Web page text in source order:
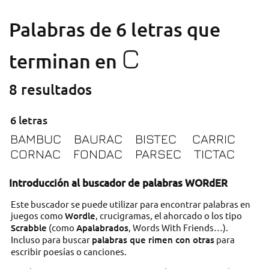
Palabras de 6 letras que
terminan en C
8 resultados
6 letras
BAMBUC BAURAC BISTEC
CARRIC
CORNAC
FONDAC PARSEC TICTAC
Introducción al buscador de palabras WORdER
Este buscador se puede utilizar para encontrar palabras en
juegos como Wordle, crucigramas, el ahorcado o los tipo
Scrabble (como Apalabrados, Words With Friends…).
Incluso para buscar palabras que rimen con otraspara
escribir poesías o canciones.